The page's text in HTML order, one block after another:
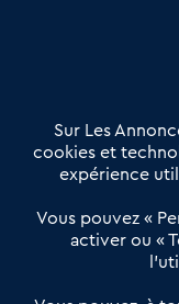
Offres Pro
Actualités
Qui sommes nous ?
Derniers articles
Réseau 3C : un
Sur Les
cookies et
expérience
Vous pouvez «
activer ou «